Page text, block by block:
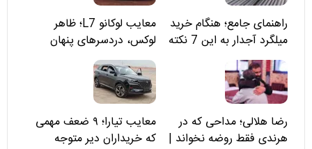
راهنمای جامع؛ هنگام خرید
میلگرد آجدار به این 7 نکته
توجه کنید
معایب لوکانو L7؛ ظاهر
لوکس، دردسرهای پنهان
رضا هلالی؛ مداحی که در
هرندی فقط روضه نخواند |
معایب تیارا؛ ۹ ضعف مهمی
که خریداران دیر متوجه